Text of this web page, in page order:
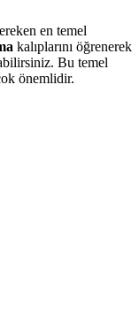
en temel
kalıplarını öğrenerek
Bu temel
önemlidir.